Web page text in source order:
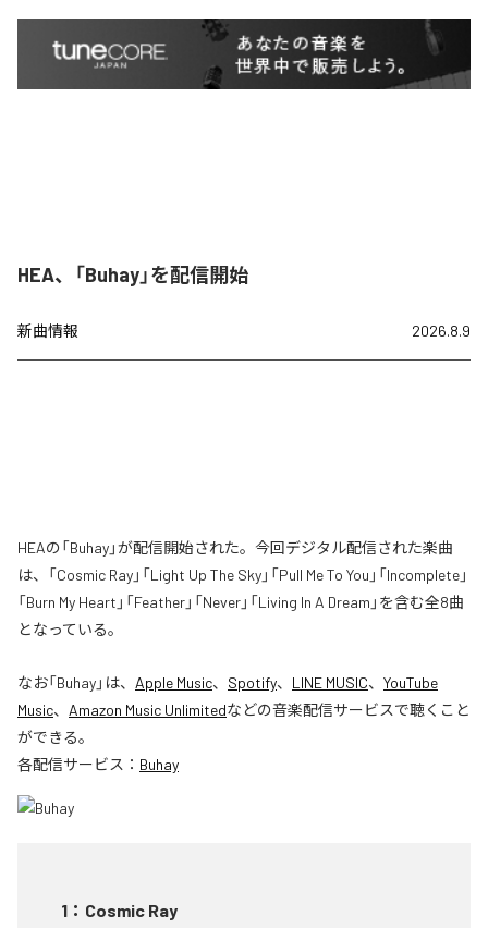
HEA、「Buhay」を配信開始
新曲情報 2026.8.9
HEAの「Buhay」が配信開始された。今回デジタル配信された楽曲
は、「Cosmic Ray」「Light Up The Sky」「Pull Me To You」「Incomplete」
「Burn My Heart」「Feather」「Never」「Living In A Dream」を含む全8曲
となっている。
なお「Buhay」は、 Apple Music、 Spotify、 LINE MUSIC、 YouTube
Music、 Amazon Music Unlimitedなどの音楽配信サービスで聴くこと
ができる。
各配信サービス： Buhay
1 ： Cosmic Ray